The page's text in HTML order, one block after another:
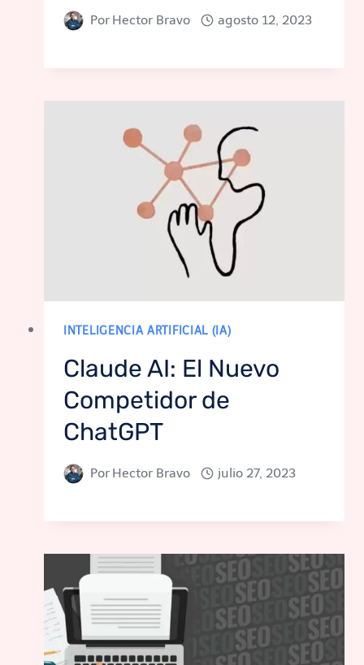
Por Hector Bravo agosto 12, 2023
INTELIGENCIA ARTIFICIAL (IA)
Claude AI: El Nuevo
Competidor de
ChatGPT
Por Hector Bravo julio 27, 2023